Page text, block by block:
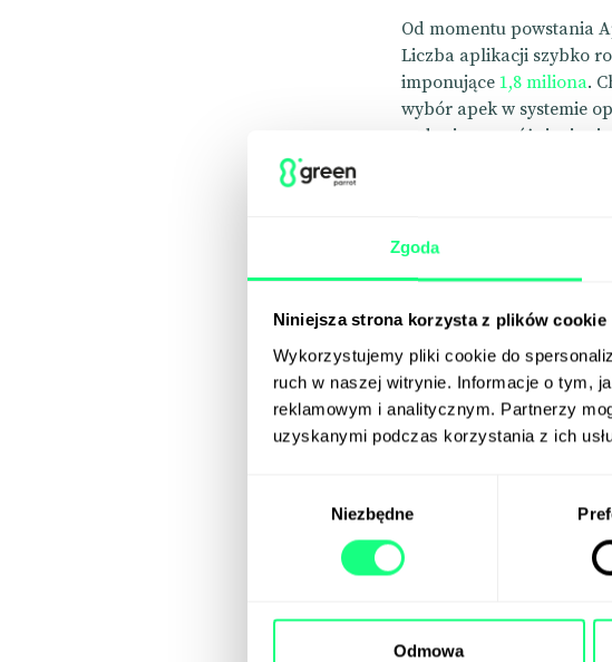
Zgoda
Niniejsza strona korzysta z plików cookie
Wykorzystujemy pliki cookie do
ruch w naszej witrynie. Informacje o tym,
reklamowym i analitycznym. Partnerzy
uzyskanymi podczas korzystania z ich
Niezbędne
Odmowa
Od momentu powstania
Liczba aplikacji szybko
imponujące 1,8 miliona.
wybór apek w systemie
zadaniem wyróżnienia